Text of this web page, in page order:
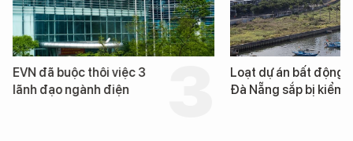
EVN đã buộc thôi việc 3
lãnh đạo ngành điện
Loạt dự án bất động
Đà Nẵng sắp bị kiểm